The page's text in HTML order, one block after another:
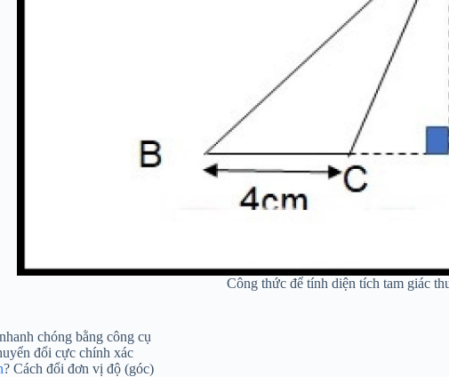
Công thức để tính diện tích tam giác
chóng bằng công cụ
đổi cực chính xác
? Cách đổi đơn vị độ (góc)